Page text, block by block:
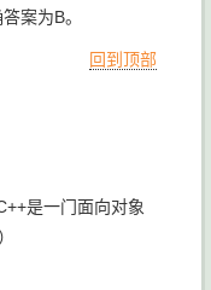
案为B。
回到顶部
是一门面向对象